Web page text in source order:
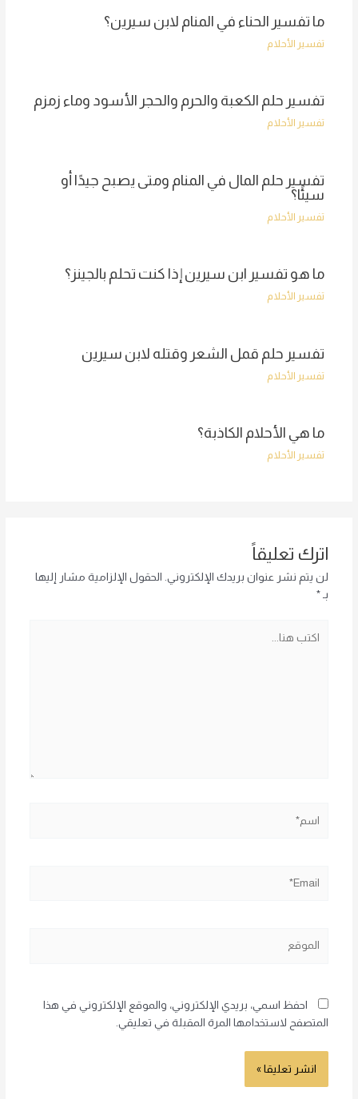
ما تفسير الحناء في المنام لابن سيرين؟
تفسير الأحلام
تفسير حلم الكعبة والحرم والحجر الأسود وماء زمزم
تفسير الأحلام
تفسير حلم المال في المنام ومتى يصبح جيدًا أو
سيئًا؟
تفسير الأحلام
ما هو تفسير ابن سيرين إذا كنت تحلم بالجينز؟
تفسير الأحلام
تفسير حلم قمل الشعر وقتله لابن سيرين
تفسير الأحلام
ما هي الأحلام الكاذبة؟
تفسير الأحلام
اترك تعليقاً
لن يتم نشر عنوان بريدك الإلكتروني.
الحقول الإلزامية مشار إليها
بـ *
هنا...
احفظ اسمي، بريدي الإلكتروني، والموقع الإلكتروني في هذا
المتصفح لاستخدامها المرة المقبلة في تعليقي.